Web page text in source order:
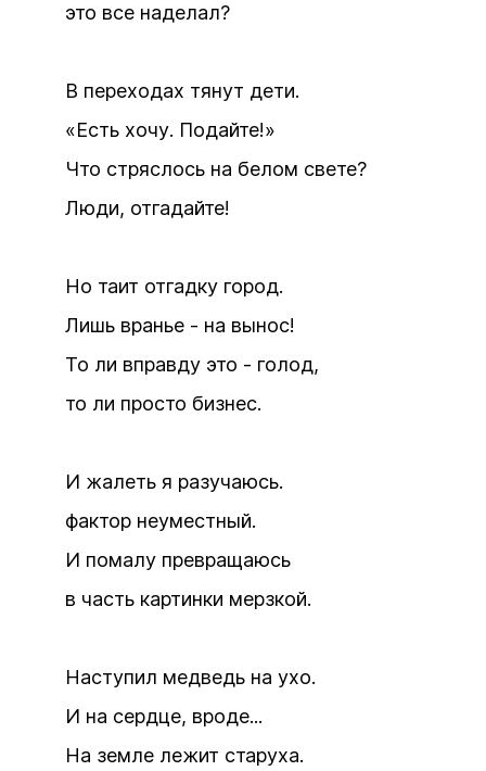
это все наделал?
В переходах тянут дети.
«Есть хочу. Подайте!»
Что стряслось на белом свете?
Люди, отгадайте!
Но таит отгадку город.
Лишь вранье - на вынос!
То ли вправду это - голод,
то ли просто бизнес.
И жалеть я разучаюсь.
фактор неуместный.
И помалу превращаюсь
в часть картинки мерзкой.
Наступил медведь на ухо.
И на сердце, вроде...
На земле лежит старуха.